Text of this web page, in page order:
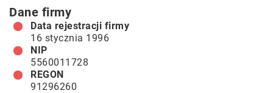
Dane firmy
Data rejestracji firmy
16 stycznia 1996
NIP
5560011728
REGON
91296260